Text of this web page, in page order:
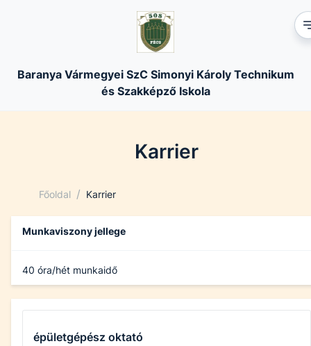
Baranya Vármegyei SzC Simonyi Károly Technikum
és Szakképző Iskola
Karrier
Főoldal / Karrier
Munkaviszony jellege
40 óra/hét munkaidő
épületgépész oktató